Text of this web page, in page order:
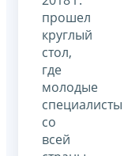
прошел
круглый
стол,
где
молодые
специалисты
со
всей